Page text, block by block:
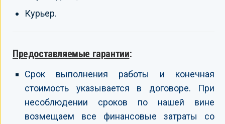
Курьер.
Предоставляемые гарантии:
Срок выполнения работы и конечная
стоимость указывается в договоре. При
несоблюдении сроков по нашей вине
возмещаем все финансовые затраты со